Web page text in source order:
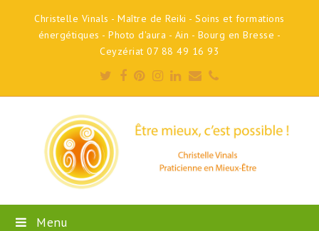
Christelle Vinals - Maître de Reiki - Soins et formations
énergétiques - Photo d'aura - Ain - Bourg en Bresse -
Ceyzériat 07 88 49 16 93
Twitter
Facebook
Pinterest
Instagram
LinkedIn
EmailPhone
Menu